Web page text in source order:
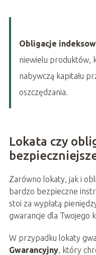
Obligacje
niewielu produktów,
nabywczą kapitału
oszczędzania.
Lokata czy
Zarówno lokaty, jak i
bardzo bezpieczne
stoi za wypłatą
gwarancje dla Twojego
W przypadku lokaty
Gwarancyjny, który